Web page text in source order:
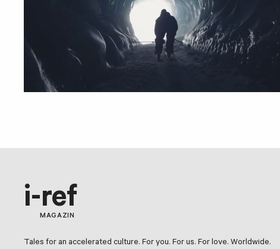
i-ref
MAGAZIN
Tales for an accelerated culture. For you. For us. For love. Worldwide.